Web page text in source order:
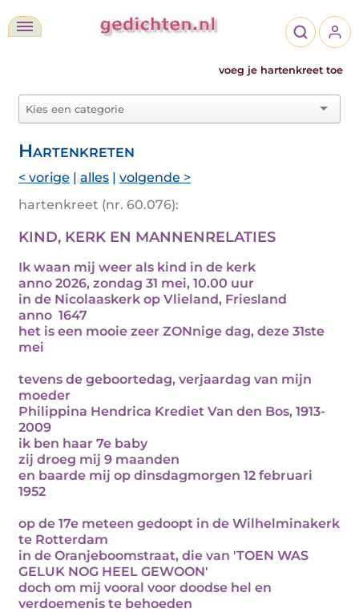
voeg je hartenkreet toe
Hartenkreten
< vorige | alles | volgende >
hartenkreet (nr. 60.076):
KIND, KERK EN MANNENRELATIES
Ik waan mij weer als kind in de kerk
anno 2026, zondag 31 mei, 10.00 uur
in de Nicolaaskerk op Vlieland, Friesland
anno 1647
het is een mooie zeer ZONnige dag, deze 31ste
mei
tevens de geboortedag, verjaardag van mijn
moeder
Philippina Hendrica Krediet Van den Bos, 1913-
2009
ik ben haar 7e baby
zij droeg mij 9 maanden
en baarde mij op dinsdagmorgen 12 februari
1952
op de 17e meteen gedoopt in de Wilhelminakerk
te Rotterdam
in de Oranjeboomstraat, die van 'TOEN WAS
GELUK NOG HEEL GEWOON'
doch om mij vooral voor doodse hel en
verdoemenis te behoeden